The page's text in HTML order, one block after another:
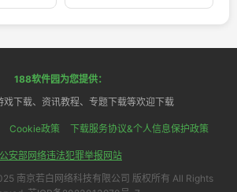
188软件园为您提供：
戏下载、资讯教程、专题下载等欢迎下载
Cookie政策 下载服务协议&个人信息保护政策
公安部网络违法犯罪举报网站
南京若白网络科技有限公司 版权所有 All Rights